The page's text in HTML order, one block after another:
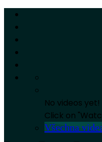
No videos yet!
Click on
Všechna